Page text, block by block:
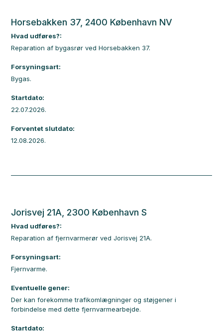
Horsebakken 37, 2400 København NV
Hvad udføres?:
Reparation af bygasrør ved Horsebakken 37.
Forsyningsart:
Bygas.
Startdato:
22.07.2026.
Forventet slutdato:
12.08.2026.
Jorisvej 21A, 2300 København S
Hvad udføres?:
Reparation af fjernvarmerør ved Jorisvej 21A.
Forsyningsart:
Fjernvarme.
Eventuelle gener:
Der kan forekomme trafikomlægninger og støjgener i
forbindelse med dette fjernvarmearbejde.
Startdato: